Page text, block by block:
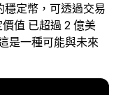
定幣，可透過交易
值 已超過 2 億美
是一種可能與未來